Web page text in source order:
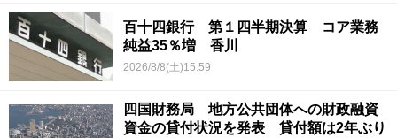
百十四銀行 第１四半期決算 コア業務
純益35％増 香川
2026/8/8(土)15:59
四国財務局 地方公共団体への財政融資
資金の貸付状況を発表 貸付額は2年ぶり